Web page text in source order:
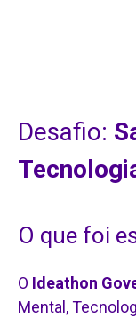
Desafio:
O que foi
O Ideathon
Mental,